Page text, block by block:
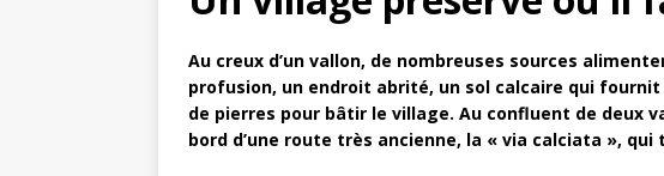
COMMUNE
[ 6 août 2026 ] Chaussy fait son cinéma
Au creux d’un vallon, de nombreuses sources
profusion, un endroit abrité, un sol calcaire qui fournit
de pierres pour bâtir le village. Au confluent de deux
bord d’une route très ancienne, la « via calciata »,